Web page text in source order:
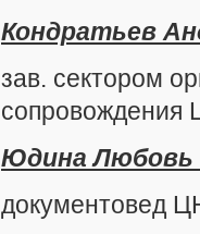
Кондратьев
зав. сектором
Юдина Любовь
документовед